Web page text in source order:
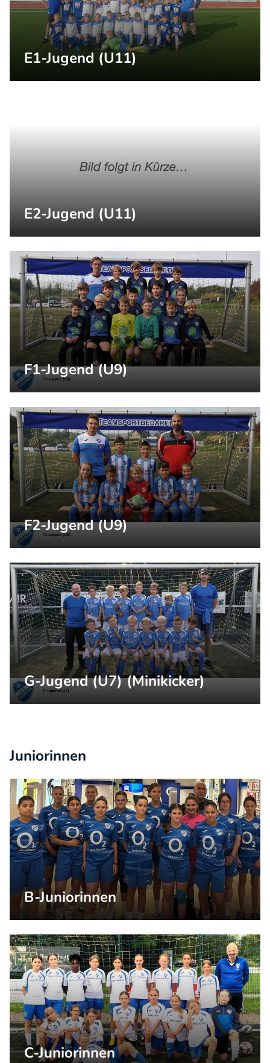
E1-Jugend (U11)
E2-Jugend (U11)
F1-Jugend (U9)
F2-Jugend (U9)
G-Jugend (U7) (Minikicker)
Juniorinnen
B-Juniorinnen
C-Juniorinnen